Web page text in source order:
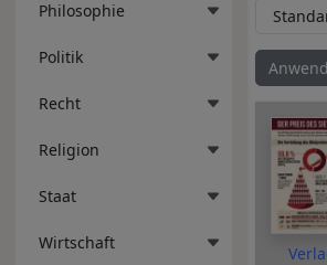
Philosophie
Politik
Recht
Religion
Staat
Wirtschaft